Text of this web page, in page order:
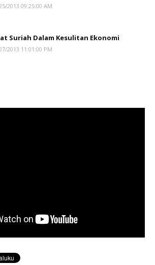
2013 09:25:00 AM
Suriah Dalam Kesulitan Ekonomi
2013 11:01:00 PM